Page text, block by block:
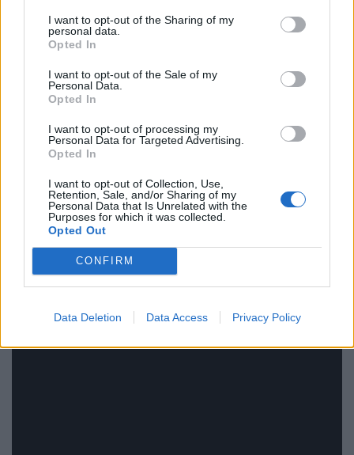
I want to opt-out of the Sharing of my
personal data.
Opted In
I want to opt-out of the Sale of my
Personal Data.
Opted In
I want to opt-out of processing my
Personal Data for Targeted Advertising.
Opted In
I want to opt-out of Collection, Use,
Retention, Sale, and/or Sharing of my
Personal Data that Is Unrelated with the
Purposes for which it was collected.
Opted Out
CONFIRM
Data Deletion Data Access Privacy Policy
Johnny Cash και Kraftwerk και στο Viva la Vida
or Death and All His Friends από τους Blur,
Arcade Fire και My Bloody Valentine. Οι
Coldplay υπήρξαν ενεργοί υποστηρικτές διαφόρων
καμπάνια Oxfam’s Make Trade Fair και η Διεθνής
διάφορα φιλανθρωπικά προγράμματα όπως είναι οι
Band Aid 20, Live 8, Sound Relief και Teenage
Cancer Trust.